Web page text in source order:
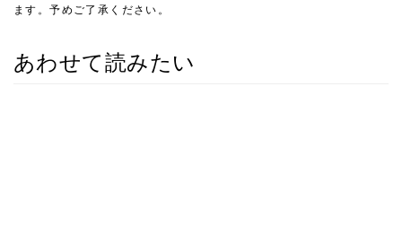
ます。予めご了承ください。
あわせて読みたい